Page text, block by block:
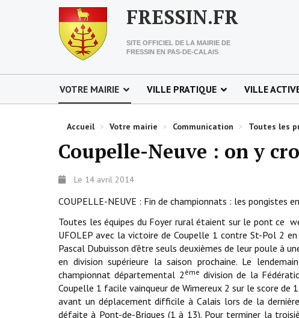
FRESSIN.FR
SITE OFFICIEL DE LA MAIRIE DE
FRESSIN EN PAS-DE-CALAIS
VOTRE MAIRIE VILLE PRATIQUE VILLE
Accueil > Votre mairie > Communication > Toutes les
Coupelle-Neuve : on y
Le 14 avril 2014
COUPELLE-NEUVE : Fin de championnats : les pongistes
Toutes les équipes du Foyer rural étaient sur le pont ce
UFOLEP avec la victoire de Coupelle 1 contre St-Pol 2
Pascal Dubuisson d’être seuls deuxièmes de leur poule à
en division supérieure la saison prochaine. Le
championnat départemental 2 ème division de la
Coupelle 1 facile vainqueur de Wimereux 2 sur le score de
avant un déplacement difficile à Calais lors de la
défaite à Pont-de-Briques (1 à 13). Pour terminer la